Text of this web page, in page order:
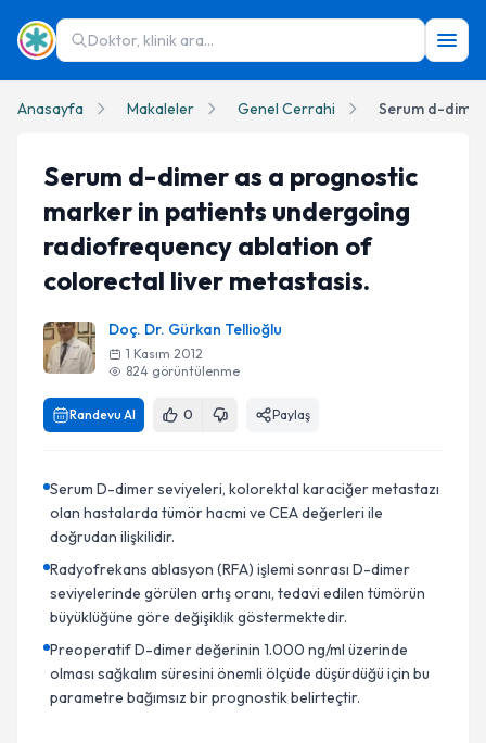
Doktor, klinik ara...
Anasayfa Makaleler Genel Cerrahi
Serum d-dimer as a prognostic
marker in patients undergoing
radiofrequency ablation of
colorectal liver metastasis.
Doç. Dr. Gürkan Tellioğlu
1 Kasım 2012
824 görüntülenme
Randevu Al 0 Paylaş
Serum D-dimer seviyeleri, kolorektal karaciğer metastazı
olan hastalarda tümör hacmi ve CEA değerleri ile
doğrudan ilişkilidir.
Radyofrekans ablasyon (RFA) işlemi sonrası D-dimer
seviyelerinde görülen artış oranı, tedavi edilen tümörün
büyüklüğüne göre değişiklik göstermektedir.
Preoperatif D-dimer değerinin 1.000 ng/ml üzerinde
olması sağkalım süresini önemli ölçüde düşürdüğü için bu
parametre bağımsız bir prognostik belirteçtir.